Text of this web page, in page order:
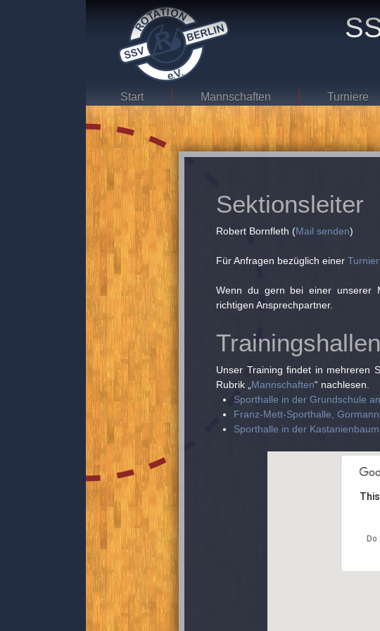
Start Mannschaften Turniere
Sektionsleiter
Robert Bornfleth (Mail senden)
Für Anfragen bezüglich einer
Wenn du gern bei einer unserer
richtigen Ansprechpartner.
Trainingshallen
Unser Training findet in mehreren
Rubrik „ Mannschaften“ nachlesen.
Sporthalle in der Grundschule
Franz-Mett-Sporthalle,
Sporthalle in der
Do